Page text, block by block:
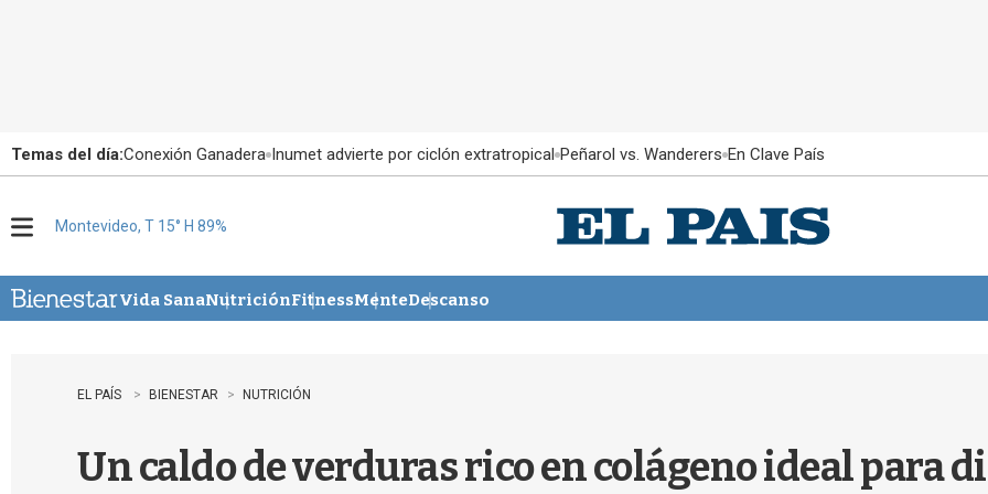
Temas del día:Conexión Ganadera Inumet advierte por ciclón extratropical Peñarol vs. Wanderers En Clave País
u
Montevideo, T 15° H 89%
Vida SanaNutriciónFitnessMenteDescanso
EL PAÍS BIENESTAR NUTRICIÓN
Un caldo de verduras rico en colágeno ideal para